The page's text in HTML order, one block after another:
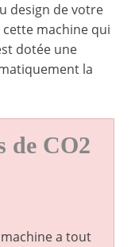
design de votre
machine qui
dotée une
la
de CO2
a tout